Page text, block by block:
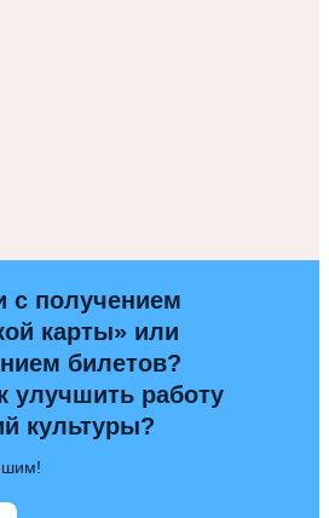
с получением
карты» или
билетов?
улучшить работу
культуры?